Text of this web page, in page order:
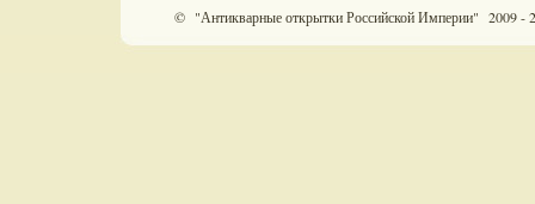
© "Антикварные открытки Российской Империи" 2009 -